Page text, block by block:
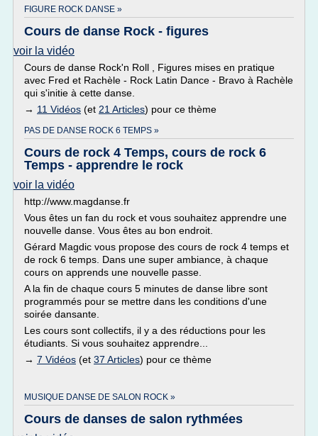
FIGURE ROCK DANSE »
Cours de danse Rock - figures
voir la vidéo
Cours de danse Rock'n Roll , Figures mises en pratique
avec Fred et Rachèle - Rock Latin Dance - Bravo à Rachèle
qui s'initie à cette danse.
→ 11 Vidéos (et 21 Articles) pour ce thème
PAS DE DANSE ROCK 6 TEMPS »
Cours de rock 4 Temps, cours de rock 6
Temps - apprendre le rock
voir la vidéo
http://www.magdanse.fr
Vous êtes un fan du rock et vous souhaitez apprendre une
nouvelle danse. Vous êtes au bon endroit.
Gérard Magdic vous propose des cours de rock 4 temps et
de rock 6 temps. Dans une super ambiance, à chaque
cours on apprends une nouvelle passe.
A la fin de chaque cours 5 minutes de danse libre sont
programmés pour se mettre dans les conditions d'une
soirée dansante.
Les cours sont collectifs, il y a des réductions pour les
étudiants. Si vous souhaitez apprendre...
→ 7 Vidéos (et 37 Articles) pour ce thème
MUSIQUE DANSE DE SALON ROCK »
Cours de danses de salon rythmées